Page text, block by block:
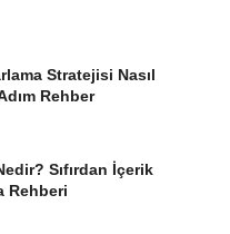
Stratejisi Nasıl
Rehber
Sıfırdan İçerik
Rehberi